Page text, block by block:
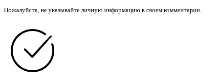
Пожалуйста, не указывайте личную информацию в своем комментарии.